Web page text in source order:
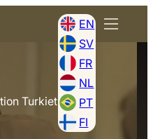
EN
SV
FR
NL
PT
FI
Turkiet Pris